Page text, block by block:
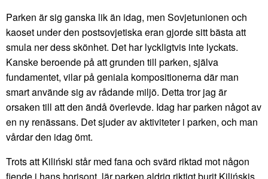
Parken är sig ganska lik än idag, men Sovjetunionen och
kaoset under den postsovjetiska eran gjorde sitt bästa att
smula ner dess skönhet. Det har lyckligtvis inte lyckats.
Kanske beroende på att grunden till parken, själva
fundamentet, vilar på geniala kompositionerna där man
smart använde sig av rådande miljö. Detta tror jag är
orsaken till att den ändå överlevde. Idag har parken något av
en ny renässans. Det sjuder av aktiviteter i parken, och man
vårdar den idag ömt.
Trots att Kiliński står med fana och svärd riktad mot någon
fiende i hans horisont, lär parken aldrig riktigt burit Kilińskis